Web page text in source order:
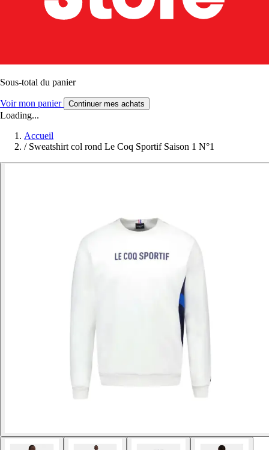
Sous-total du panier
Voir mon panier Continuer mes achats
Loading...
Accueil
/ Sweatshirt col rond Le Coq Sportif Saison 1 N°1